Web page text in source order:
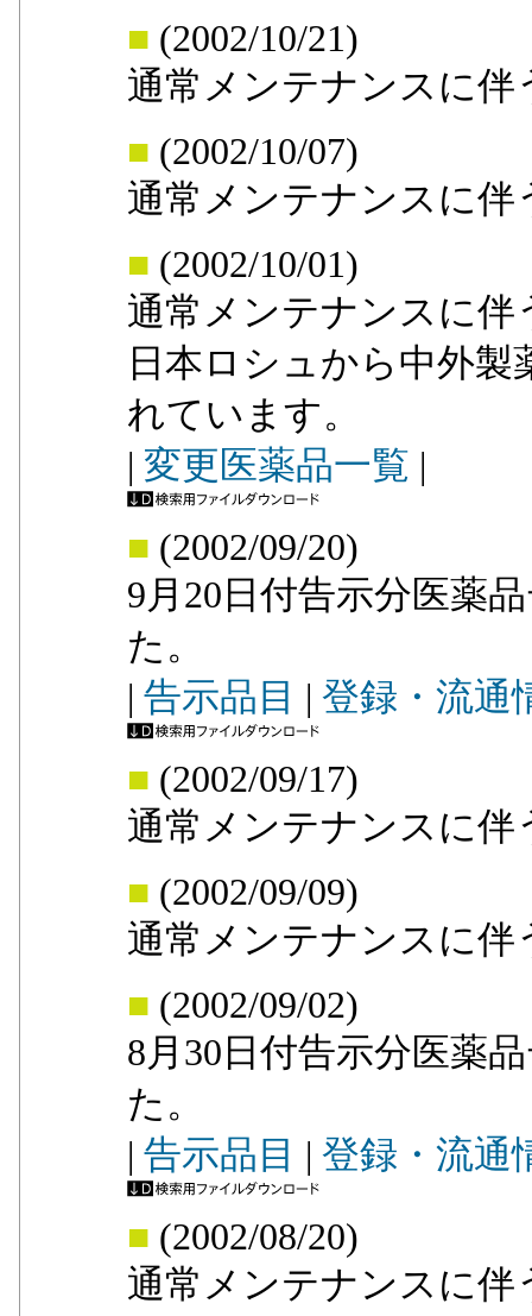
■ (2002/10/21)
通常メンテナンスに
■ (2002/10/07)
通常メンテナンスに
■ (2002/10/01)
通常メンテナンスに
日本ロシュから中外
れています。
| 変更医薬品一覧 |
■ (2002/09/20)
9月20日付告示分医薬
た。
| 告示品目 | 登録・流通
■ (2002/09/17)
通常メンテナンスに
■ (2002/09/09)
通常メンテナンスに
■ (2002/09/02)
8月30日付告示分医薬
た。
| 告示品目 | 登録・流通
■ (2002/08/20)
通常メンテナンスに